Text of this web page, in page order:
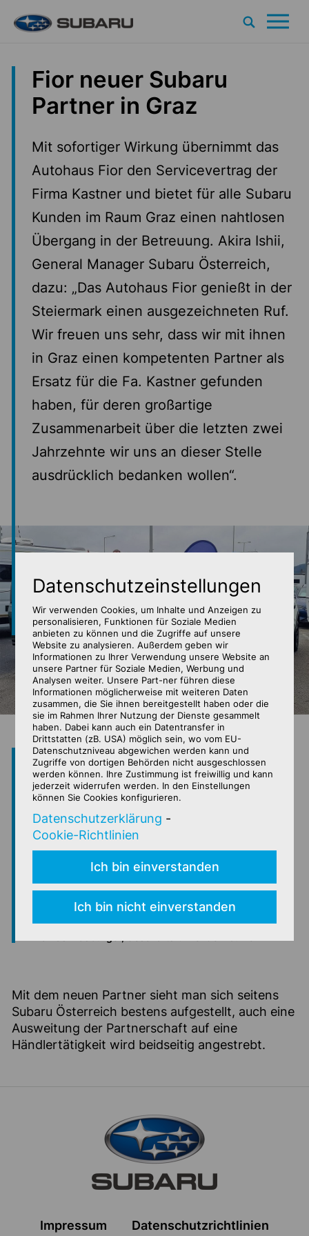
Search
Fior neuer Subaru
Partner in Graz
Mit sofortiger Wirkung übernimmt das
Autohaus Fior den Servicevertrag der
Firma Kastner und bietet für alle Subaru
Kunden im Raum Graz einen nahtlosen
Übergang in der Betreuung. Akira Ishii,
General Manager Subaru Österreich,
dazu: „Das Autohaus Fior genießt in der
Steiermark einen ausgezeichneten Ruf.
Wir freuen uns sehr, dass wir mit ihnen
in Graz einen kompetenten Partner als
Ersatz für die Fa. Kastner gefunden
haben, für deren großartige
Zusammenarbeit über die letzten zwei
Jahrzehnte wir uns an dieser Stelle
ausdrücklich bedanken wollen“.
Wir freuen uns darauf, die Subaru
Kunden in Graz und Umgebung
ab sofort bei uns begrüßen zu
dürfen. Subaru ist eine
spannende und traditionsreiche
Marke, die natürlich durch die
Allradkompetenz heraussticht.
Mit dem neuen Partner sieht man sich seitens
Subaru Österreich bestens aufgestellt, auch eine
Ausweitung der Partnerschaft auf eine
Händlertätigkeit wird beidseitig angestrebt.
Impressum Datenschutzrichtlinien
Datenschutz­einstellungen
Wir verwenden Cookies, um Inhalte und Anzeigen zu
personalisieren, Funktionen für Soziale Medien
anbieten zu können und die Zugriffe auf unsere
Website zu analysieren. Außerdem geben wir
Informationen zu Ihrer Verwendung unsere Website an
unsere Partner für Soziale Medien, Werbung und
Analysen weiter. Unsere Part-ner führen diese
Informationen möglicherweise mit weiteren Daten
zusammen, die Sie ihnen bereitgestellt haben oder die
sie im Rahmen Ihrer Nutzung der Dienste gesammelt
haben. Dabei kann auch ein Datentransfer in
Drittstatten (zB. USA) möglich sein, wo vom EU-
Datenschutzniveau abgewichen werden kann und
Zugriffe von dortigen Behörden nicht ausgeschlossen
werden können. Ihre Zustimmung ist freiwillig und kann
jederzeit widerrufen werden. In den Einstellungen
können Sie Cookies konfigurieren.
Datenschutzerklärung -
Cookie-Richtlinien
Ich bin einverstanden
Ich bin nicht einverstanden